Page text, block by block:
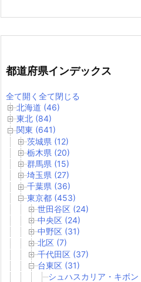
都道府県インデックス
全て開く 全て閉じる
北海道 (46)
東北 (84)
関東 (641)
茨城県 (12)
栃木県 (20)
群馬県 (15)
埼玉県 (27)
千葉県 (36)
東京都 (453)
世田谷区 (24)
中央区 (24)
中野区 (31)
北区 (7)
千代田区 (37)
台東区 (31)
シュハスカリア・キボ